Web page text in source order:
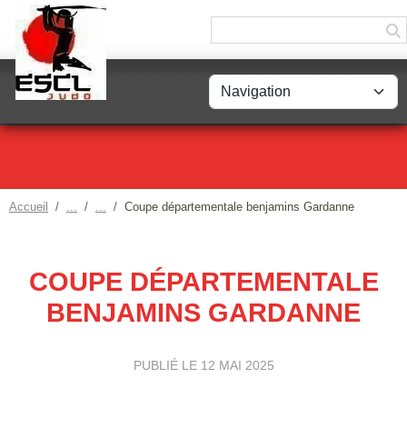
Accueil Coupe départementale benjamins Gardanne
COUPE DÉPARTEMENTALE
BENJAMINS GARDANNE
PUBLIÉ LE 12 MAI 2025
Panneau de gestion des cookies